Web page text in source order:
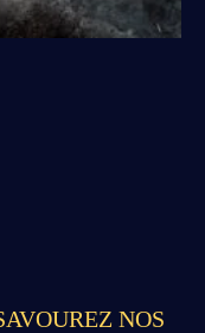
NOS